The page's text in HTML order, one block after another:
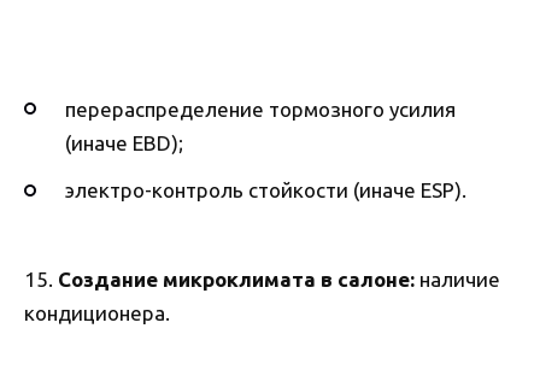
перераспределение тормозного усилия
(иначе EBD);
электро-контроль стойкости (иначе ESP).
15. Создание микроклимата в салоне: наличие
кондиционера.